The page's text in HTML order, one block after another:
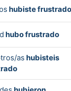
hubiste frustrado
hubo frustrado
as hubisteis